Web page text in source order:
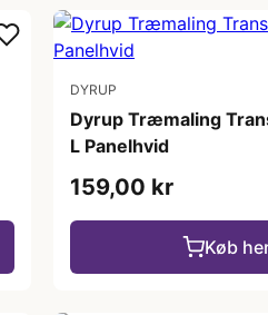
DYRUP
Dyrup Træmaling
L Panelhvid
159,00 kr
Køb